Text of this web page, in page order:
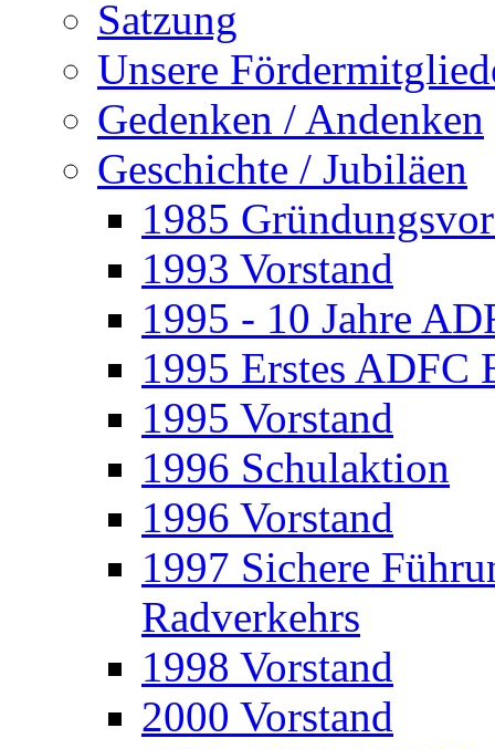
Satzung
Unsere
Gedenken / Andenken
Geschichte / Jubiläen
1985
1993 Vorstand
1995 - 10 Jahre
1995 Erstes ADFC
1995 Vorstand
1996 Schulaktion
1996 Vorstand
1997 Sichere
Radverkehrs
1998 Vorstand
2000 Vorstand